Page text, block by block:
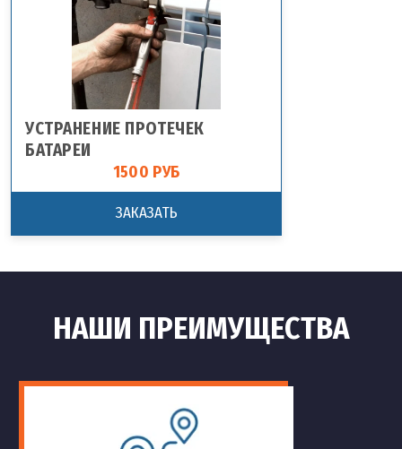
УСТРАНЕНИЕ ПРОТЕЧЕК
БАТАРЕИ
1500 РУБ
ЗАКАЗАТЬ
НАШИ ПРЕИМУЩЕСТВА